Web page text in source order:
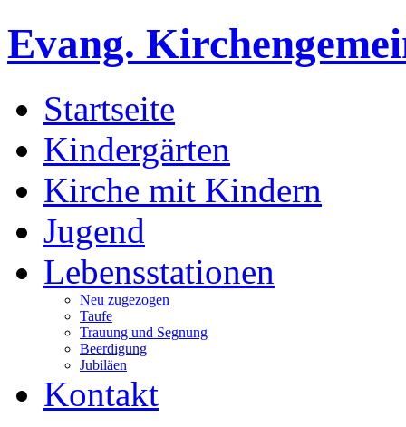
Evang.
Startseite
Kindergärten
Kirche mit Kindern
Jugend
Lebensstationen
Neu zugezogen
Taufe
Trauung und Segnung
Beerdigung
Jubiläen
Kontakt